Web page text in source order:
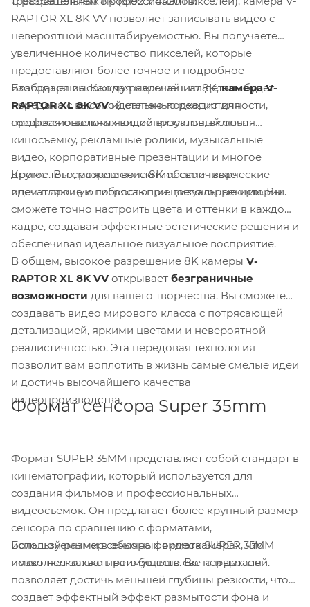
RAPTOR XL 8K VV позволяет записывать видео с
невероятной масштабируемостью. Вы получаете
увеличенное количество пикселей, которые
предоставляют более точное и подробное
изображение. Каждая мельчайшая деталь будет
передана с высокой степенью реалистичности,
создавая ошеломляющий визуальный опыт.
Благодаря высокому разрешению 8K,камера V-
RAPTOR XL 8K VVидеально подходит для
профессиональных видеопроектов, включая
киносъемку, рекламные ролики, музыкальные
видео, корпоративные презентации и многое
другое. Вы сможете воплотить свои творческие
идеи в яркие и потрясающие визуальные истории.
Кроме того, разрешение 8K обеспечивает
впечатляющую гибкость при цветокоррекции. Вы
сможете точно настроить цвета и оттенки в каждом
кадре, создавая эффектные эстетические решения и
обеспечивая идеальное визуальное восприятие.
В общем, высокое разрешение 8K камеры V-
RAPTOR XL 8K VVоткрывает безграничные
возможности для вашего творчества. Вы сможете
создавать видео мирового класса с потрясающей
детализацией, яркими цветами и невероятной
реалистичностью. Эта передовая технология
позволит вам воплотить в жизнь самые смелые идеи
и достичь высочайшего качества
видеопроизводства.
Формат сенсора Super 35mm
Формат SUPER 35MM представляет собой стандарт в
кинематографии, который используется для
создания фильмов и профессиональных
видеосъемок. Он предлагает более крупный размер
сенсора по сравнению с форматами,
используемыми в обычных видеокамерах, что
позволяет захватывать больше света и деталей.
Большой размер сенсора формата SUPER 35MM
имеет несколько преимуществ. Во-первых, он
позволяет достичь меньшей глубины резкости, что
создает эффектный эффект размытости фона и